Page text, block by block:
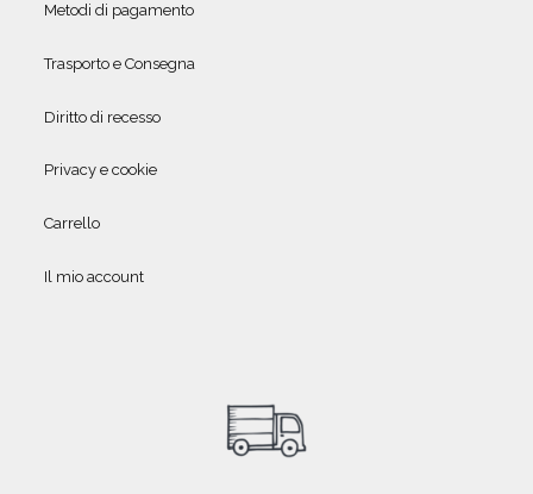
Metodi di pagamento
Trasporto e Consegna
Diritto di recesso
Privacy e cookie
Carrello
Il mio account